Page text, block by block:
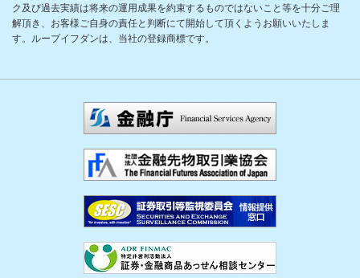
ク及び過去実績は将来の運用成果を約束するものではないこと等を十分ご理
解頂き、お客様ご自身の責任と判断にて開始して頂くようお願いいたしま
す。ループイフダンは、当社の登録商標です。